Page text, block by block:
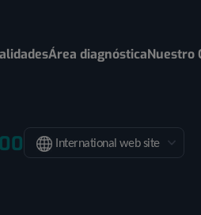
Área diagnósticaNuestro
International web site